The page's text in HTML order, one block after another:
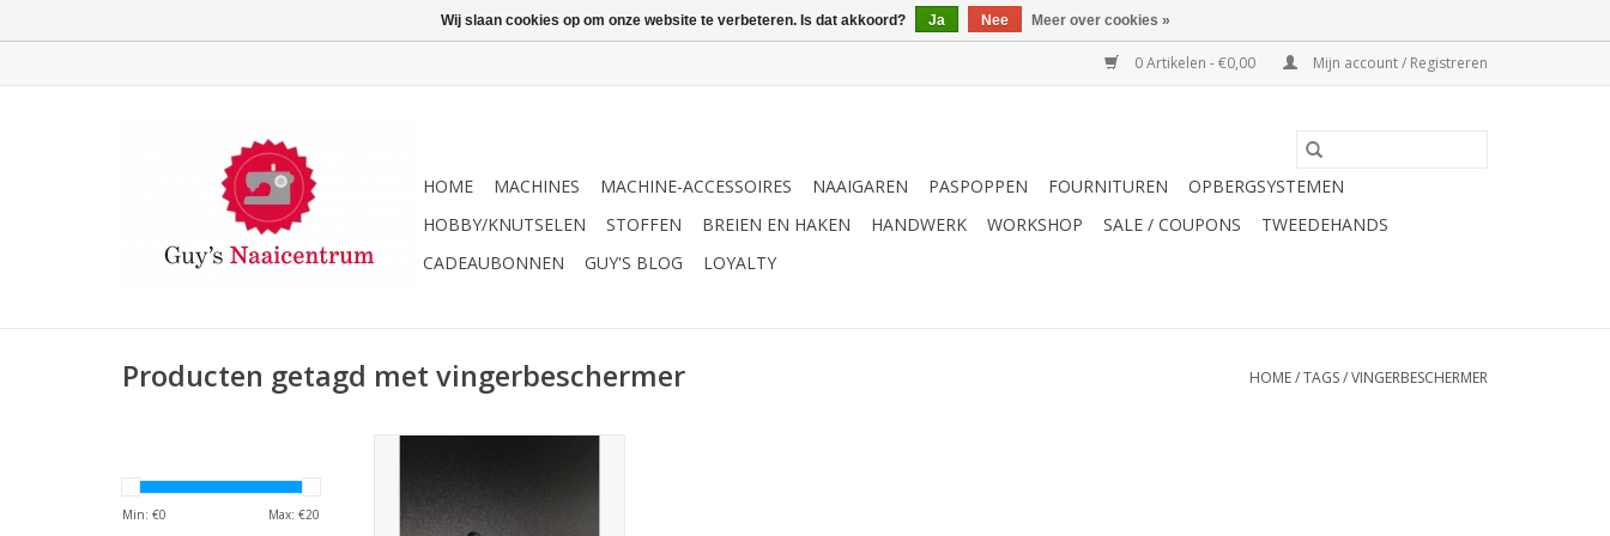
0 Artikelen - €0,00 Mijn account / Registreren
HOME MACHINES MACHINE-ACCESSOIRES NAAIGAREN PASPOPPEN FOURNITUREN
OPBERGSYSTEMEN
HOBBY/KNUTSELEN
STOFFEN BREIEN EN HAKEN HANDWERK WORKSHOP SALE / COUPONS
TWEEDEHANDS
CADEAUBONNEN
GUY'S BLOG LOYALTY
Producten getagd met vingerbeschermer HOME/TAGS/VINGERBESCHERMER
Min: €0 Max: €20
TOEVOEGEN AAN WINKELWAGEN
Wij slaan cookies op om onze website te verbeteren. Is dat akkoord? Ja Nee Meer over cookies »